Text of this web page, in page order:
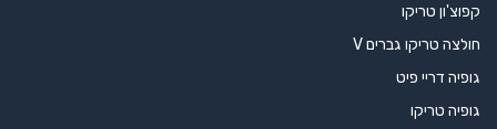
קפוצ'ון טריקו
חולצה טריקו גברים V
גופיה דריי פיט
גופיה טריקו